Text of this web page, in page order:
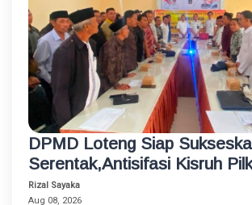
DPMD Loteng Siap
Serentak,Antisifasi Kisruh
Rizal Sayaka
Aug 08, 2026